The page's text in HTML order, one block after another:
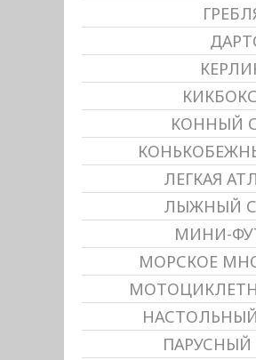
КОННЫЙ
ЛЕГКАЯ
ЛЫЖНЫЙ
МИНИ-
МОРСКОЕ
ПАРУСНЫЙ